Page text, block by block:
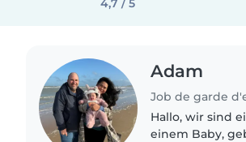
4,7 / 5
Adam
Hallo, wir sind
einem Baby,